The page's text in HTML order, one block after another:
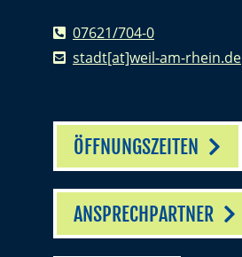
07621/704-0
stadt[at]weil-am-rhein.de
ÖFFNUNGSZEITEN
ANSPRECHPARTNER